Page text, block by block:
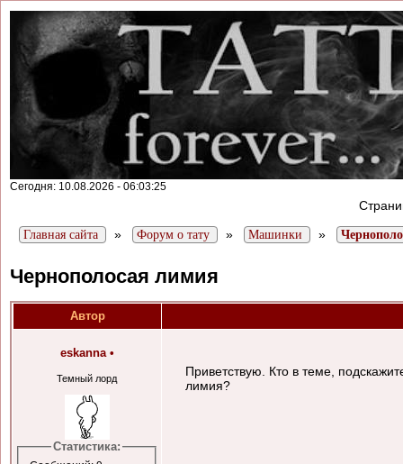
Сегодня: 10.08.2026 - 06:03:25
Главная сайта » Форум о тату » Машинки »
Чернополосая лимия
Автор
eskanna •
Темный лорд
Статистика:
Приветствую. Кто в теме,
лимия?